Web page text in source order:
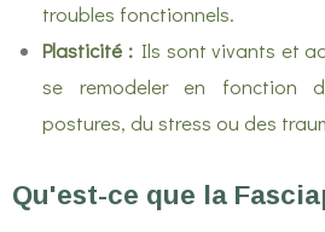
troubles fonctionnels.
Plasticité :Ils sont vivants et
se remodeler en fonction
postures, du stress ou des
Qu'est-ce que la